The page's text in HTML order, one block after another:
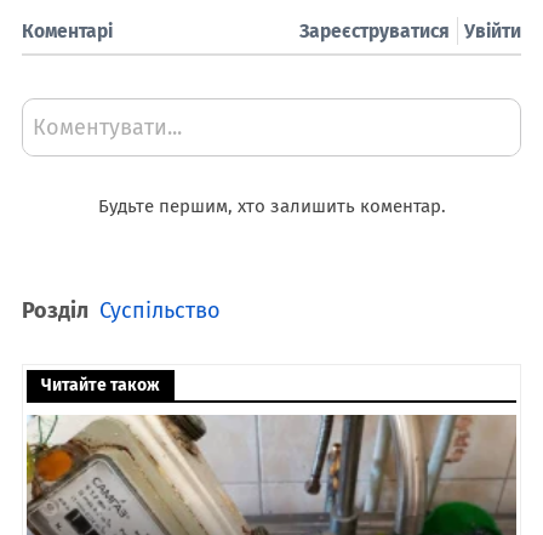
Коментарі Увійти
Зареєструватися
Коментувати...
Будьте першим, хто залишить коментар.
Розділ Суспільство
Читайте також